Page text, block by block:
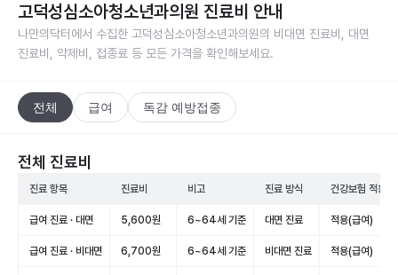
고덕성심소아청소년과의원 진료비 안내
나만의닥터에서 수집한 고덕성심소아청소년과의원의 비대면 진료비, 대면
진료비, 약제비, 접종료 등 모든 가격을 확인해보세요.
전체 급여 독감 예방접종
전체 진료비
진료 항목 진료비 비고 진료 방식 건강보험 적용
급여 진료 · 대면 5,600원 6~64세 기준 대면 진료 적용(급여)
급여 진료 · 비대면 6,700원 6~64세 기준 비대면 진료 적용(급여)